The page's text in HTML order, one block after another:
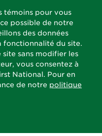
témoins pour vous
possible de notre
des données
fonctionnalité du site.
site sans modifier les
vous consentez à
National. Pour en
de notre politique